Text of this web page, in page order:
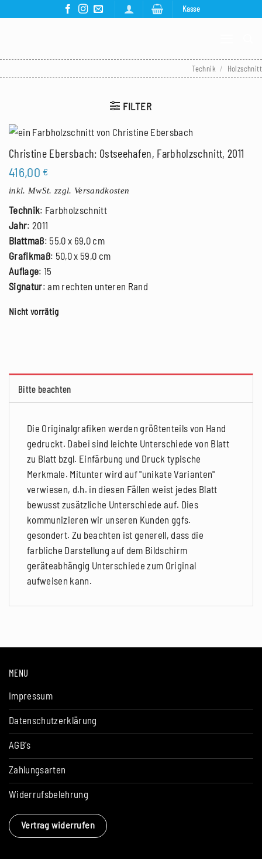
Kasse
Technik / Holzschnitt
FILTER
Christine Ebersbach: Ostseehafen, Farbholzschnitt, 2011
416,00 €
inkl. MwSt. zzgl. Versandkosten
Technik: Farbholzschnitt
Jahr: 2011
Blattmaß: 55,0 x 69,0 cm
Grafikmaß: 50,0 x 59,0 cm
Auflage: 15
Signatur: am rechten unteren Rand
Nicht vorrätig
Bitte beachten
Die Originalgrafiken werden größtenteils von Hand
gedruckt. Dabei sind leichte Unterschiede von Blatt
zu Blatt bzgl. Einfärbung und Druck typische
Merkmale. Mitunter wird auf "unikate Varianten"
verwiesen, d.h. in diesen Fällen weist jedes Blatt
bewusst zusätzliche Unterschiede auf. Dies
kommunizieren wir unseren Kunden ggfs.
gesondert. Zu beachten ist generell, dass die
farbliche Darstellung auf dem Bildschirm
geräteabhängig Unterschiede zum Original
aufweisen kann.
MENU
Impressum
Datenschutzerklärung
AGB's
Zahlungsarten
Widerrufsbelehrung
Vertrag widerrufen